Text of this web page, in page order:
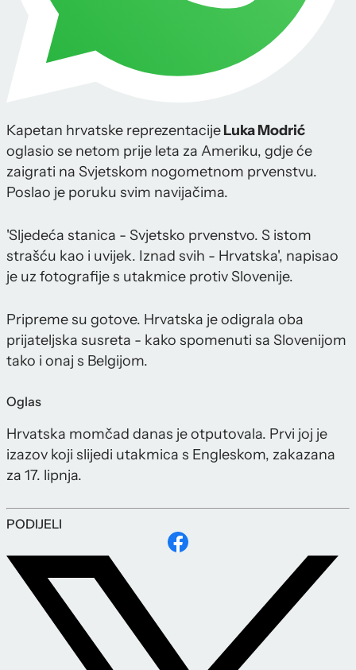
Kapetan hrvatske reprezentacijeLuka Modrić
oglasio se netom prije leta za Ameriku, gdje će
zaigrati na Svjetskom nogometnom prvenstvu.
Poslao je poruku svim navijačima.
'Sljedeća stanica - Svjetsko prvenstvo. S istom
strašću kao i uvijek. Iznad svih - Hrvatska', napisao
je uz fotografije s utakmice protiv Slovenije.
Pripreme su gotove. Hrvatska je odigrala oba
prijateljska susreta - kako spomenuti sa Slovenijom
tako i onaj s Belgijom.
Oglas
Hrvatska momčad danas je otputovala. Prvi joj je
izazov koji slijedi utakmica s Engleskom, zakazana
za 17. lipnja.
PODIJELI